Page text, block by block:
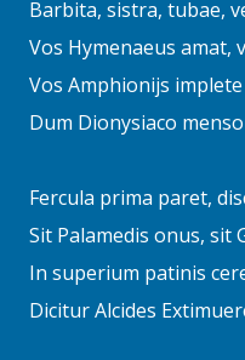
Barbita, sistra, tubae,
Vos Hymenaeus amat,
Vos Amphionijs
Dum Dionysiaco
Fercula prima paret,
Sit Palamedis onus, sit
In superium patinis
Dicitur Alcides